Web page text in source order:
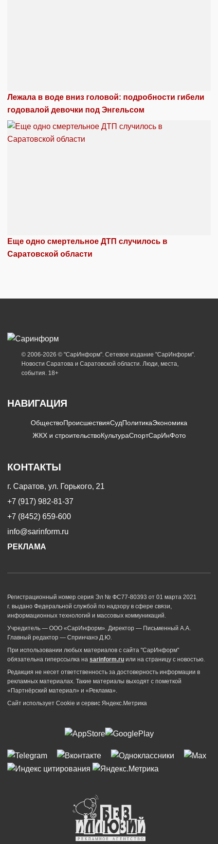
Лежала в воде вниз головой: подробности гибели
годовалой девочки под Энгельсом
Еще одно смертельное ДТП случилось в
Саратовской области
© 2006-2026 © "СарИнформ". Сетевое издание "СарИнформ".
Новости Саратова и Саратовской области. Люди, места,
события. 18+
НАВИГАЦИЯ
ОбществоПроисшествияСудПолитикаЭкономика
ЖКХ и строительствоКультураСпортСарИнФото
КОНТАКТЫ
г. Саратов, ул. Горького, 21
+7 (917) 982-81-37
+7 (8452) 659-600
info@sarinform.ru
РЕКЛАМА
Регистрационный номер серия Эл № ФС77-80393 от 01 марта 2021
г. выдано Федеральной службой по надзору в сфере связи,
информационных технологий и массовых коммуникаций.
Учредитель — ООО «СарИнформ». Директор — Письменный А.А.
Главный редактор — Спринчанэ Д.Ю.
При использовании любых материалов с сайта "СарИнформ"
обязательна гиперссылка на sarinform.ru или на страницу с новостью.
Редакция не несет ответственность за достоверность информации в
рекламных материалах. Такие материалы выходят с пометкой
«Партнёрский материал» и «Реклама».
Сайт использует Cookie и сервиc Яндекс.Метрика